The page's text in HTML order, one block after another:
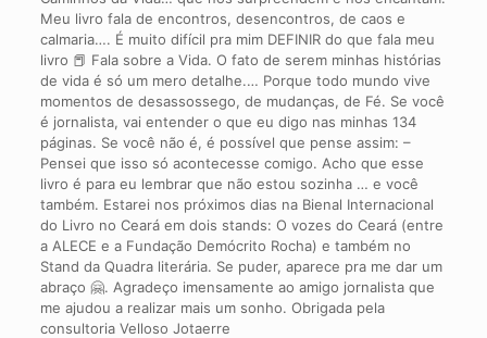
Meu livro fala de encontros, desencontros, de caos e
calmaria…. É muito difícil pra mim DEFINIR do que fala meu
livro 📕 Fala sobre a Vida. O fato de serem minhas histórias
de vida é só um mero detalhe.… Porque todo mundo vive
momentos de desassossego, de mudanças, de Fé. Se você
é jornalista, vai entender o que eu digo nas minhas 134
páginas. Se você não é, é possível que pense assim: –
Pensei que isso só acontecesse comigo. Acho que esse
livro é para eu lembrar que não estou sozinha … e você
também. Estarei nos próximos dias na Bienal Internacional
do Livro no Ceará em dois stands: O vozes do Ceará (entre
a ALECE e a Fundação Demócrito Rocha) e também no
Stand da Quadra literária. Se puder, aparece pra me dar um
abraço 🤗. Agradeço imensamente ao amigo jornalista que
me ajudou a realizar mais um sonho. Obrigada pela
consultoria Velloso Jotaerre